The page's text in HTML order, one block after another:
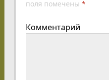
поля помечены *
Комментарий